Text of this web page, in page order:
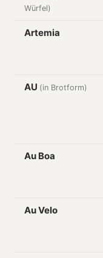
Würfel)
Artemia
AU (in Brotform)
Au Boa
Au Velo